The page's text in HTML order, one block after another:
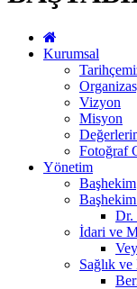
Kurumsal
Vizyon
Misyon
Fotoğraf
Yönetim
Başhekim
Başhekim
Dr.
İdari ve
Sağlık